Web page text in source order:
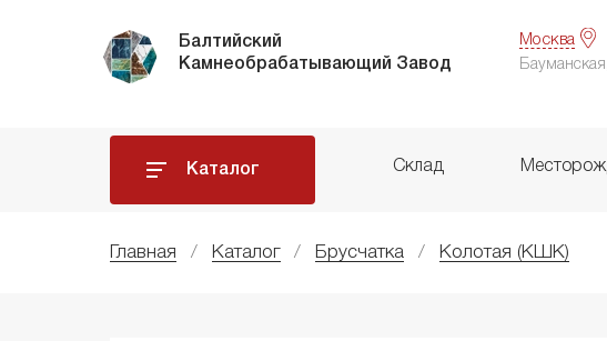
Балтийский
Камнеобрабатывающий Завод
Москва
Каталог Склад
Главная Каталог Брусчатка Колотая (КШК)